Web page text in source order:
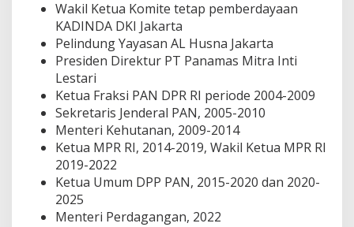
Wakil Ketua Komite tetap pemberdayaan
KADINDA DKI Jakarta
Pelindung Yayasan AL Husna Jakarta
Presiden Direktur PT Panamas Mitra Inti
Lestari
Ketua Fraksi PAN DPR RI periode 2004-2009
Sekretaris Jenderal PAN, 2005-2010
Menteri Kehutanan, 2009-2014
Ketua MPR RI, 2014-2019, Wakil Ketua MPR RI
2019-2022
Ketua Umum DPP PAN, 2015-2020 dan 2020-
2025
Menteri Perdagangan, 2022